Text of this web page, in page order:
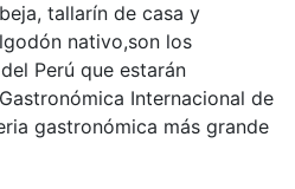
tallarín de casa y
nativo,son los
Perú que estarán
Internacional de
gastronómica más grande